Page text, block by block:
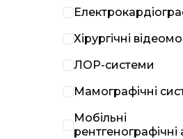
Хірургічні
ЛОР-системи
Мамографічні
Мобільні
рентгенографічні